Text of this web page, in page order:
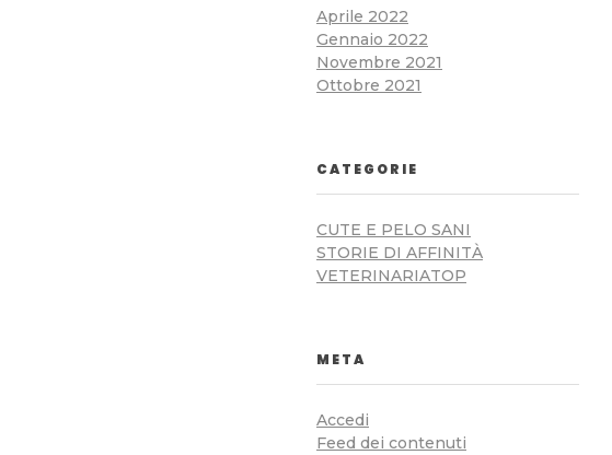
Aprile 2022
Gennaio 2022
Novembre 2021
Ottobre 2021
CATEGORIE
CUTE E PELO SANI
STORIE DI AFFINITÀ
VETERINARIATOP
META
Accedi
Feed dei contenuti